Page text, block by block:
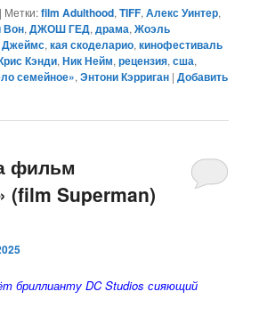
| Метки:film Adulthood,TIFF,Алекс Уинтер,
Вон,ДЖОШ ГЕД,драма,Жоэль
Джеймс,кая скоделарио,кинофестиваль
Кэнди,Ник Нейм,рецензия,сша,
семейное»,Энтони Кэрриган |Добавить
фильм
(film Superman)
бриллианту DC Studios сияющий